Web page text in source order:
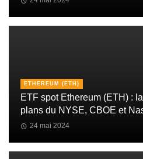
ETHEREUM (ETH)
ETF spot Ethereum (ETH) :
plans du NYSE, CBOE et
24 mai 2024